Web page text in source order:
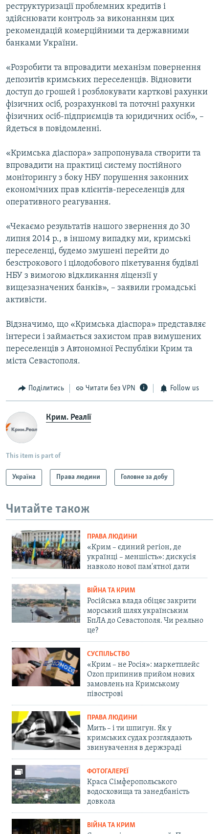
реструктуризації проблемних кредитів і
здійснювати контроль за виконанням цих
рекомендацій комерційними та державними
банками України.
«Розробити та впровадити механізм повернення
депозитів кримських переселенців. Відновити
доступ до грошей і розблокувати карткові рахунки
фізичних осіб, розрахункові та поточні рахунки
фізичних осіб-підприємців та юридичних осіб», –
йдеться в повідомленні.
«Кримська діаспора» запропонувала створити та
впровадити на практиці систему постійного
моніторингу з боку НБУ порушення законних
економічних прав клієнтів-переселенців для
оперативного реагування.
«Чекаємо результатів нашого звернення до 30
липня 2014 р., в іншому випадку ми, кримські
переселенці, будемо змушені перейти до
безстрокового і цілодобового пікетування будівлі
НБУ з вимогою відкликання ліцензії у
вищезазначених банків», – заявили громадські
активісти.
Відзначимо, що «Кримська діаспора» представляє
інтереси і займається захистом прав вимушених
переселенців з Автономної Республіки Крим та
міста Севастополя.
Поділитись Читати без VPN Follow us
Крим. Реалії
This item is part of
Україна Права людини Головне за добу
Читайте також
ПРАВА ЛЮДИНИ
«Крим – єдиний регіон, де
українці – меншість»: дискусія
навколо нової пам'ятної дати
ВІЙНА ТА КРИМ
Російська влада обіцяє закрити
морський шлях українським
БпЛА до Севастополя. Чи реально
це?
СУСПІЛЬСТВО
«Крим – не Росія»: маркетплейс
Ozon припинив прийом нових
замовлень на Кримському
півострові
ПРАВА ЛЮДИНИ
Мить – і ти шпигун. Як у
кримських судах розглядають
звинувачення в держзраді
ФОТОГАЛЕРЕЇ
Краса Сімферопольського
водосховища та занедбаність
довкола
ВІЙНА ТА КРИМ